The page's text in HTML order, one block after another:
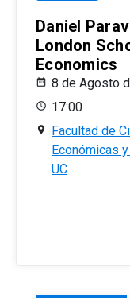
Daniel
London
Economics
8 de Agosto
17:00
Facultad de
Económicas
UC